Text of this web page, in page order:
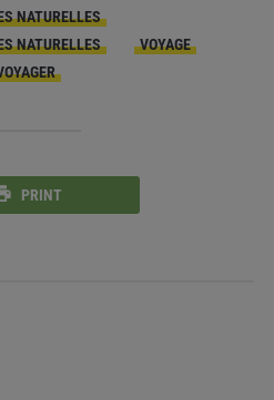
NATURELLES
NATURELLES
VOYAGE
PRINT